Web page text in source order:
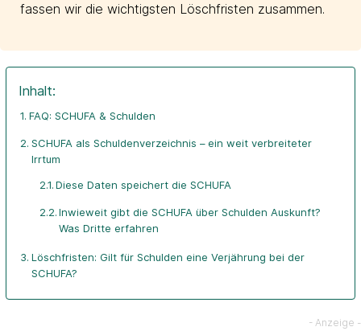
fassen wir die wichtigsten Löschfristen zusammen.
Inhalt:
FAQ: SCHUFA & Schulden
SCHUFA als Schuldenverzeichnis – ein weit verbreiteter
Irrtum
Diese Daten speichert die SCHUFA
Inwieweit gibt die SCHUFA über Schulden Auskunft?
Was Dritte erfahren
Löschfristen: Gilt für Schulden eine Verjährung bei der
SCHUFA?